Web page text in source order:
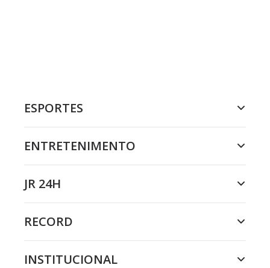
ESPORTES
ENTRETENIMENTO
JR 24H
RECORD
INSTITUCIONAL